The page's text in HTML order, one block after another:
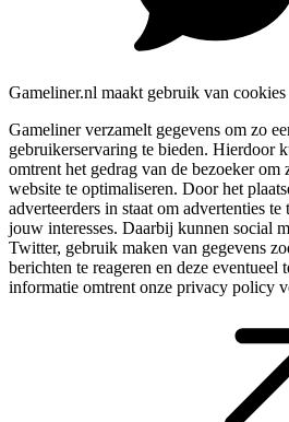
Gameliner.nl maakt gebruik van cookies
Gameliner verzamelt gegevens om zo
gebruikerservaring te bieden. Hierdoor
omtrent het gedrag van de bezoeker om
website te optimaliseren. Door het
adverteerders in staat om advertenties
jouw interesses. Daarbij kunnen social
Twitter, gebruik maken van gegevens
berichten te reageren en deze eventueel
informatie omtrent onze privacy policy